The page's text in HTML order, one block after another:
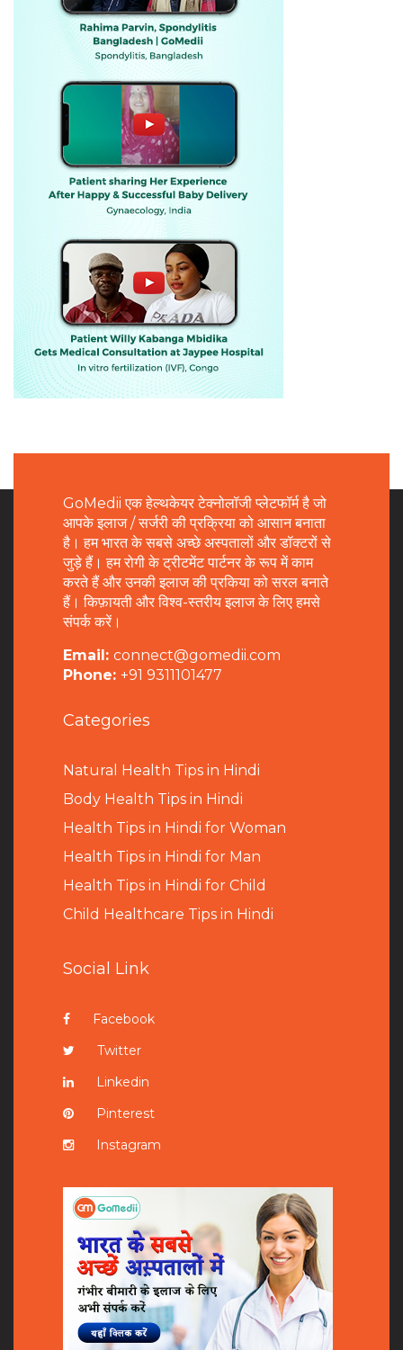
GoMedii एक हेल्थकेयर टेक्नोलॉजी प्लेटफॉर्म है जो
आपके इलाज / सर्जरी की प्रक्रिया को आसान बनाता
है। हम भारत के सबसे अच्छे अस्पतालों और डॉक्टरों से
जुड़े हैं। हम रोगी के ट्रीटमेंट पार्टनर के रूप में काम
करते हैं और उनकी इलाज की प्रकिया को सरल बनाते
हैं। किफ़ायती और विश्व-स्तरीय इलाज के लिए हमसे
संपर्क करें।
Email: connect@gomedii.com
Phone: +91 9311101477
Categories
Natural Health Tips in Hindi
Body Health Tips in Hindi
Health Tips in Hindi for Woman
Health Tips in Hindi for Man
Health Tips in Hindi for Child
Child Healthcare Tips in Hindi
Social Link
Facebook
Twitter
Linkedin
Pinterest
Instagram